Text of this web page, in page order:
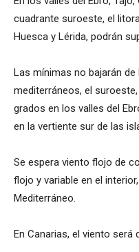
cuadrante suroeste, el
Huesca y Lérida, podrán
Las mínimas no bajarán
mediterráneos, el
grados en los valles del
en la vertiente sur de las
Se espera viento flojo de
flojo y variable en el
Mediterráneo.
En Canarias, el viento